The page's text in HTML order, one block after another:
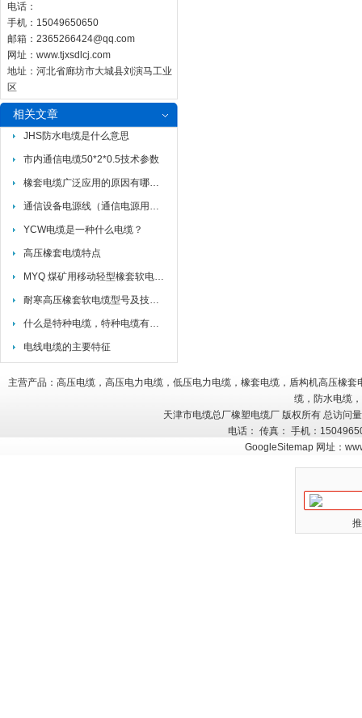
电话：
手机：15049650650
邮箱： 2365266424@qq.com
网址： www.tjxsdlcj.com
地址：河北省廊坊市大城县刘演马工业
区
相关文章
JHS防水电缆是什么意思
市内通信电缆50*2*0.5技术参数
橡套电缆广泛应用的原因有哪些？
通信设备电源线（通信电源用阻燃耐火软电缆）
YCW电缆是一种什么电缆？
高压橡套电缆特点
MYQ 煤矿用移动轻型橡套软电缆外径
耐寒高压橡套软电缆型号及技术参数
什么是特种电缆，特种电缆有哪些分类
电线电缆的主要特征
主营产品：高压电缆，高压电力电缆，低压电力电缆，橡套电缆，盾构机高压橡
缆，防水电缆
天津市电缆总厂橡塑电缆厂 版权所有 总访问
电话： 传真： 手机：
GoogleSitemap 网址：